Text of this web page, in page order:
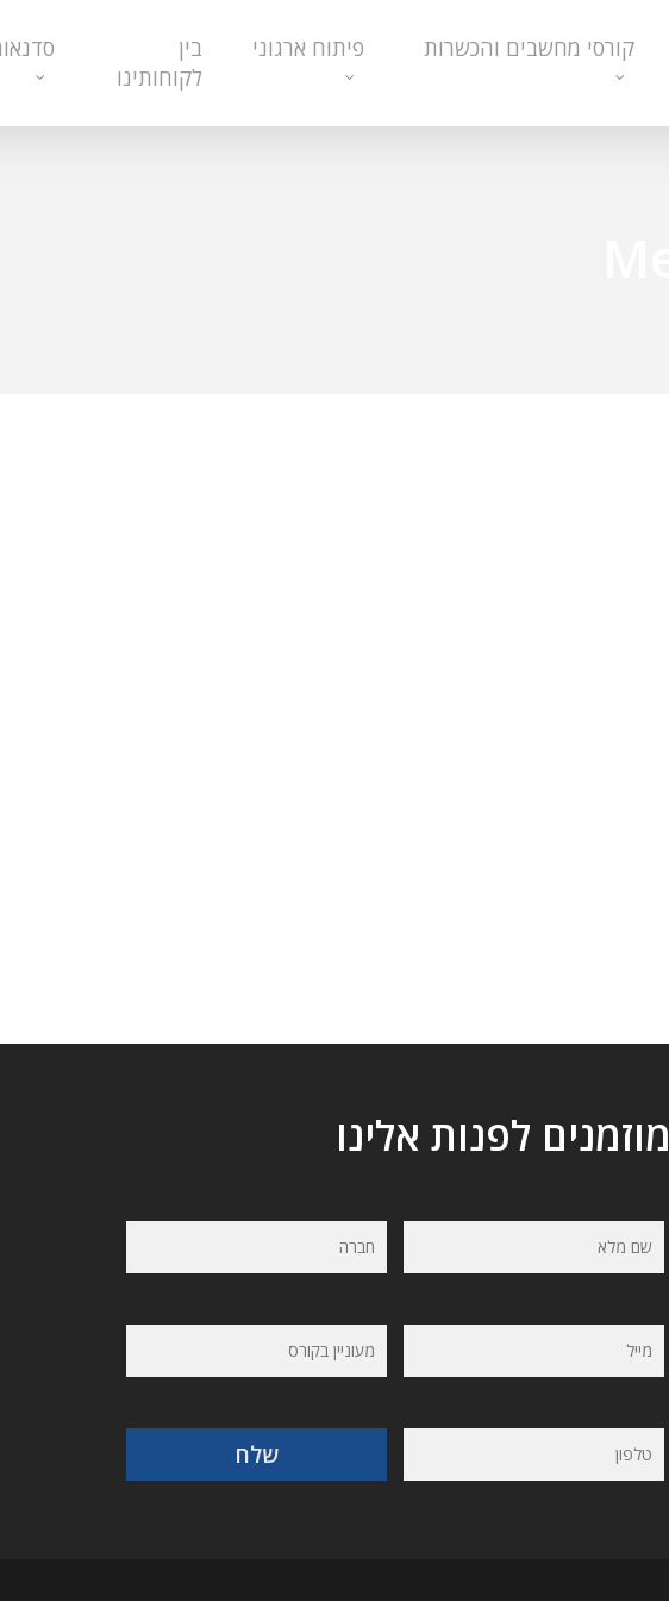
קורסי מחשבים והכשרות פיתוח ארגוני
בין
לקוחותינו
מוזמנים לפנות אלינו